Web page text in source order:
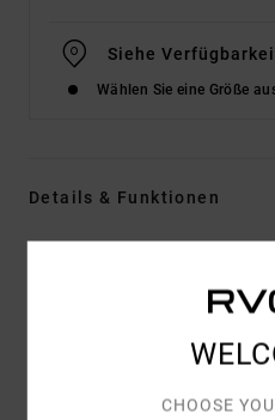
Siehe
Wählen Sie eine Größe
Details & Funktionen
Fleece-CHOOSE